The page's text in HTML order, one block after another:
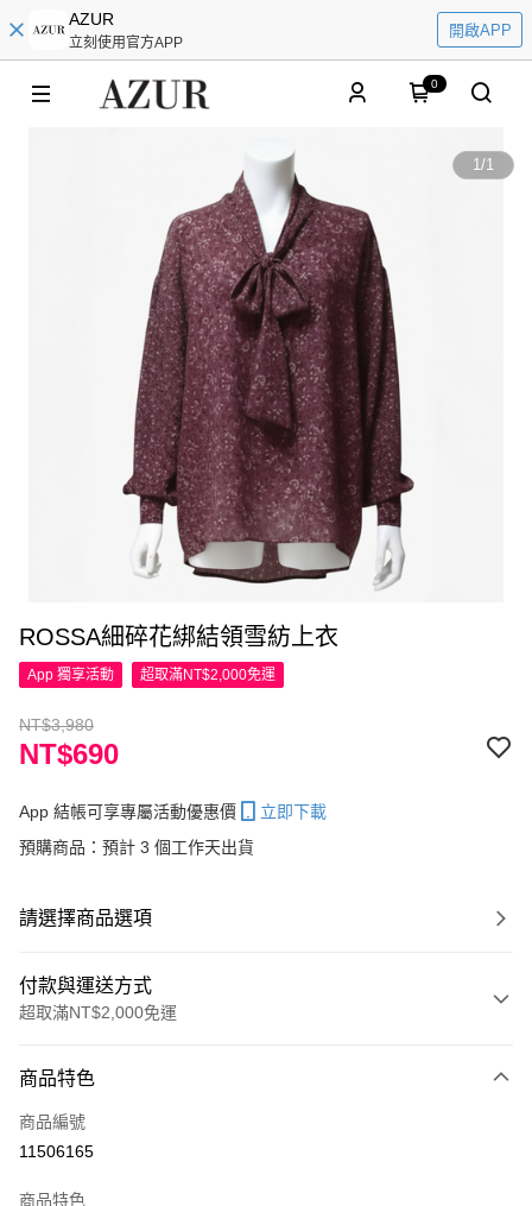
AZUR
立刻使用官方APP
開啟APP
0
1/1
ROSSA細碎花綁結領雪紡上衣
App 獨享活動 超取滿NT$2,000免運
NT$3,980
NT$690
App 結帳可享專屬活動優惠價
立即下載
預購商品：預計 3 個工作天出貨
請選擇商品選項
付款與運送方式
超取滿NT$2,000免運
信用卡一次付款
超商取貨付款
商品特色
商品編號
11506165
商品特色